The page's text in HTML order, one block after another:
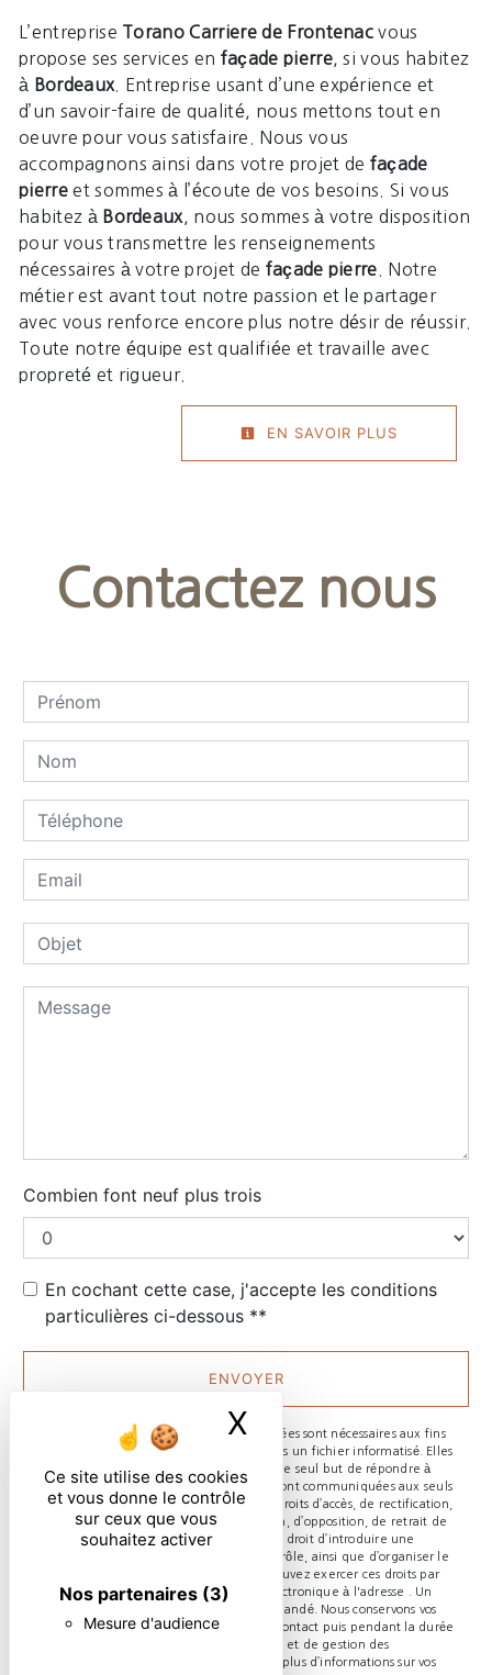
Ce site utilise des cookies
et vous donne le contrôle
sur ceux que vous
souhaitez activer
Nos partenaires (3)
Mesure d'audience
X Masquer le
L’entreprise Torano Carriere de Frontenac vous
propose ses services en façade pierre, si vous habitez
à Bordeaux . Entreprise usant d’une expérience et
d’un savoir-faire de qualité, nous mettons tout en
oeuvre pour vous satisfaire. Nous vous
accompagnons ainsi dans votre projet de façade
pierreet sommes à l’écoute de vos besoins. Si vous
habitez à Bordeaux , nous sommes à votre disposition
pour vous transmettre les renseignements
nécessaires à votre projet de façade pierre . Notre
métier est avant tout notre passion et le partager
avec vous renforce encore plus notre désir de réussir.
Toute notre équipe est qualifiée et travaille avec
propreté et rigueur.
EN SAVOIR PLUS
Contactez nous
Combien font neuf plus trois
En cochant cette case, j'accepte les conditions
particulières ci-dessous **
ENVOYER
** Les données personnelles communiquées sont nécessaires aux fins
de vous contacter et sont enregistrées dans un fichier informatisé. Elles
sont destinées à et ses sous-traitants dans le seul but de répondre à
votre message. Les données collectées seront communiquées aux seuls
destinataires suivants: . Vous disposez de droits d’accès, de rectification,
d’effacement, de portabilité, de limitation, d’opposition, de retrait de
votre consentement à tout moment et du droit d’introduire une
réclamation auprès d’une autorité de contrôle, ainsi que d’organiser le
sort de vos données post-mortem. Vous pouvez exercer ces droits par
voie postale à l'adresse ou par courrier électronique à l'adresse . Un
justificatif d'identité pourra vous être demandé. Nous conservons vos
données pendant la période de prise de contact puis pendant la durée
de prescription légale aux fins probatoires et de gestion des
contentieux. Consultez le site cnil.fr pour plus d’informations sur vos